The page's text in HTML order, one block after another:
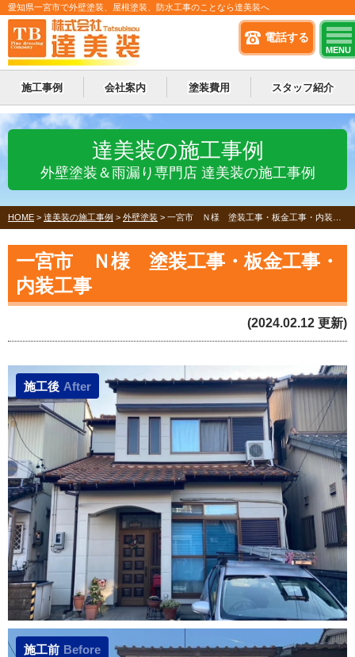
電話する
MENU
愛知県一宮市で外壁塗装、屋根塗装、防水工事のことなら達美装へ
施工事例 会社案内 塗装費用 スタッフ紹介
達美装の施工事例
外壁塗装＆雨漏り専門店 達美装の施工事例
HOME > 達美装の施工事例 > 外壁塗装 > 一宮市 Ｎ様 塗装工事・板金工事・内装工事
一宮市 Ｎ様 塗装工事・板金工事・
内装工事
(2024.02.12 更新)
施工後 After
施工前 Before